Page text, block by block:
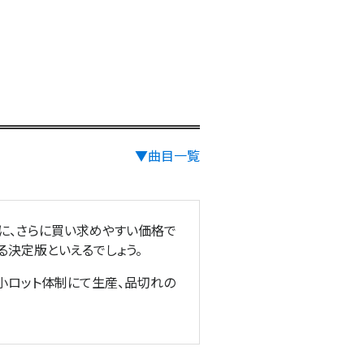
▼曲目一覧
、さらに買い求めやすい価格で
定版といえるでしょう。
ロット体制にて生産、品切れの